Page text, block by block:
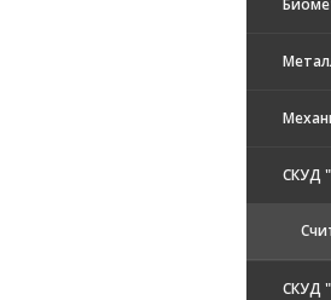
СКУД
СКУД